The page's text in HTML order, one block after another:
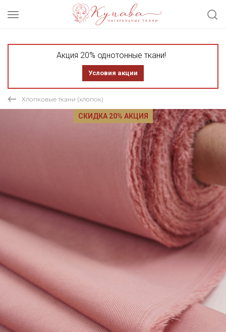
Акция 20% однотонные ткани!
Условия акции
Хлопковые ткани (хлопок)
СКИДКА 20% АКЦИЯ